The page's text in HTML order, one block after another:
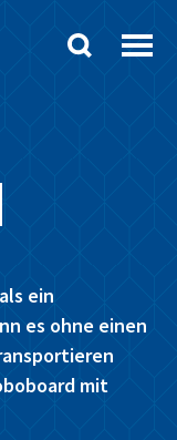
ein
es ohne einen
mit